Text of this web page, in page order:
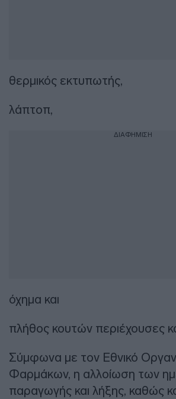
θερμικός εκτυπωτής,
λάπτοπ,
ΔΙΑΦΗΜΙΣΗ
όχημα και
πλήθος κουτών περιέχουσες
Σύμφωνα με τον Εθνικό
Φαρμάκων, η αλλοίωση των
παραγωγής και λήξης, καθώς